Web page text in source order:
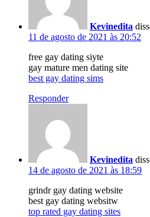
Kevinedita
11 de agosto de 2021 às 20:52
free gay dating siyte
gay mature men dating site
best gay dating sims
Responder
Kevinedita
14 de agosto de 2021 às 18:59
grindr gay dating website
best gay dating websitw
top rated gay dating sites